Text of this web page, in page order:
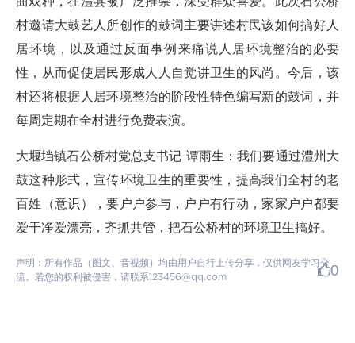
村邀请大鼓艺人所创作的鼓词主要讲述村民该如何搞好人
居环境，以及通过反面事例来痛说人居环境整治的必要
性，从而促使居民形成人人自觉讲卫生的风尚。今后，该
村还将根据人居环境整治的阶段性特色编写新的鼓词，并
每周定期在全村进行免费表演。
大堰垱镇石公桥村党总支书记 谭雨生：我们要通过澧州大
鼓这种形式，宣传环境卫生的重要性，提高我们全村的老
百姓（意识），要户户参与，户户有行动，家家户户都要
爱干净爱漂亮，齐抓共管，把石公桥村的环境卫生搞好。
声明：所有作品（图文、音视频）均由用户自行上传分享，仅供网友学习交
流。若您的权利被侵害，请联系123456@qq.com
0